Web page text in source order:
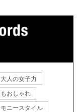
大人の女子力
おしゃれ
ニースタイル